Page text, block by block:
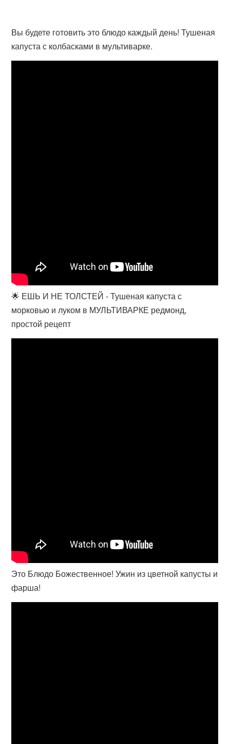
Вы будете готовить это блюдо каждый день! Тушеная
капуста с колбасками в мультиварке.
🌟 ЕШЬ И НЕ ТОЛСТЕЙ - Тушеная капуста с
морковью и луком в МУЛЬТИВАРКЕ редмонд,
простой рецепт
Это Блюдо Божественное! Ужин из цветной капусты и
фарша!